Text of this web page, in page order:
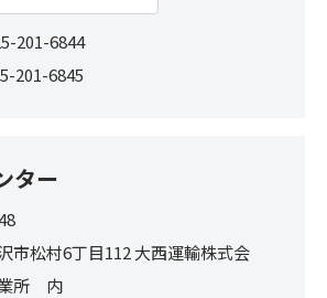
201-6844
201-6845
ター
市松村6丁目112 大西運輸株式会
所 内